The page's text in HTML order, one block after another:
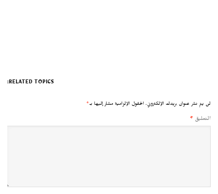
RELATED TOPICS:
لن يتم نشر عنوان بريدك الإلكتروني. الحقول الإلزامية مشار إليها بـ*
التعليق *